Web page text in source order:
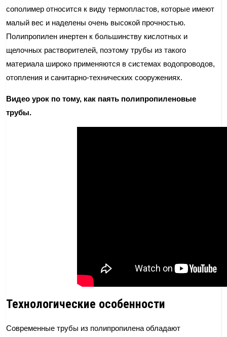
сополимер относится к виду термопластов, которые имеют
малый вес и наделены очень высокой прочностью.
Полипропилен инертен к большинству кислотных и
щелочных растворителей, поэтому трубы из такого
материала широко применяются в системах водопроводов,
отопления и санитарно-технических сооружениях.
Видео урок по тому, как паять полипропиленовые
трубы.
Технологические особенности
Современные трубы из полипропилена обладают